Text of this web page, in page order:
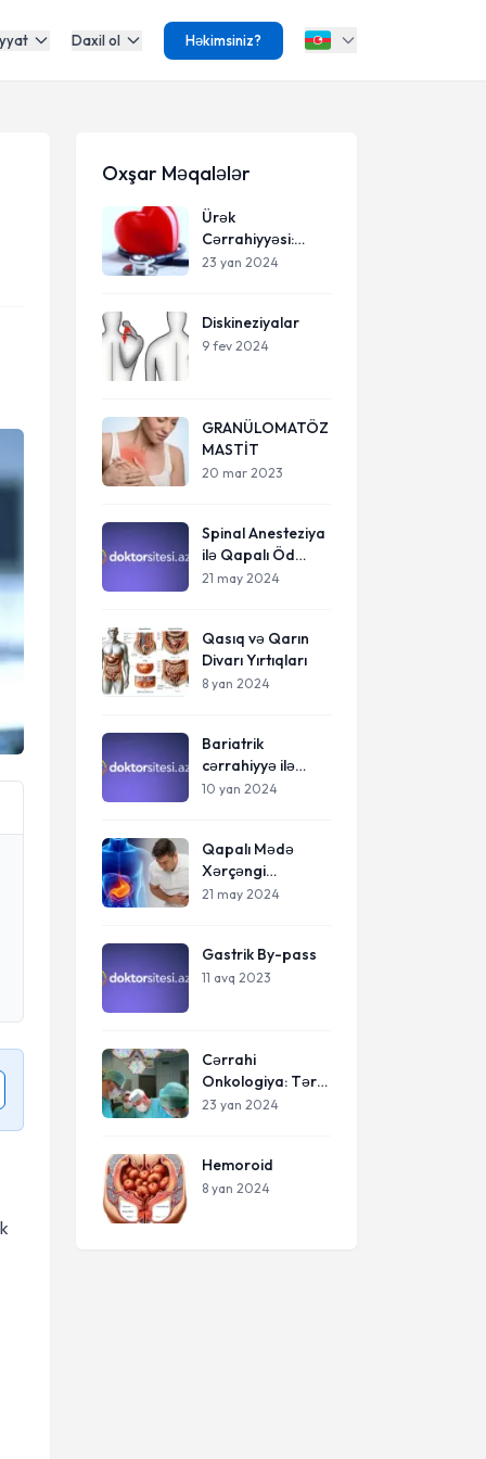
Daxil ol Həkimsiniz?
Oxşar Məqalələr
Ürək
Cərrahiyyəsi:
Tərif, Növləri və
23 yan 2024
Diskineziyalar
9 fev 2024
GRANÜLOMATÖZ
MASTİT
20 mar 2023
Spinal Anesteziya
ilə Qapalı Öd
Kəsəsi
21 may 2024
Qasıq və Qarın
Divarı Yırtıqları
8 yan 2024
Bariatrik
cərrahiyyə ilə
bağlı tez-tez
10 yan 2024
Qapalı Mədə
Xərçəngi
Əməliyyatları
21 may 2024
Gastrik By-pass
11 avq 2023
Cərrahi
Onkologiya: Tərif,
Əhəmiyyəti və
23 yan 2024
Hemoroid
8 yan 2024